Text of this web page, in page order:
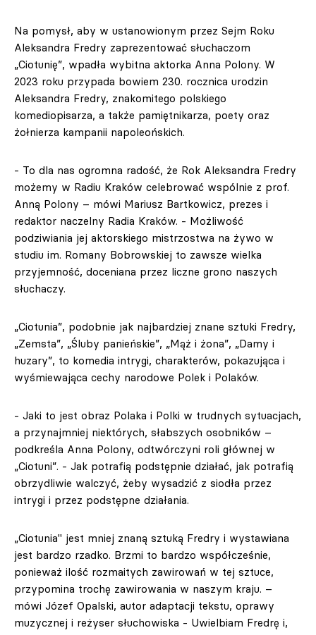
Na pomysł, aby w ustanowionym przez Sejm Roku
Aleksandra Fredry zaprezentować słuchaczom
„Ciotunię”, wpadła wybitna aktorka Anna Polony. W
2023 roku przypada bowiem 230. rocznica urodzin
Aleksandra Fredry, znakomitego polskiego
komediopisarza, a także pamiętnikarza, poety oraz
żołnierza kampanii napoleońskich.
- To dla nas ogromna radość, że Rok Aleksandra Fredry
możemy w Radiu Kraków celebrować wspólnie z prof.
Anną Polony – mówi Mariusz Bartkowicz, prezes i
redaktor naczelny Radia Kraków. - Możliwość
podziwiania jej aktorskiego mistrzostwa na żywo w
studiu im. Romany Bobrowskiej to zawsze wielka
przyjemność, doceniana przez liczne grono naszych
słuchaczy.
„Ciotunia”, podobnie jak najbardziej znane sztuki Fredry,
„Zemsta”, „Śluby panieńskie”, „Mąż i żona”, „Damy i
huzary”, to komedia intrygi, charakterów, pokazująca i
wyśmiewająca cechy narodowe Polek i Polaków.
- Jaki to jest obraz Polaka i Polki w trudnych sytuacjach,
a przynajmniej niektórych, słabszych osobników –
podkreśla Anna Polony, odtwórczyni roli głównej w
„Ciotuni”. - Jak potrafią podstępnie działać, jak potrafią
obrzydliwie walczyć, żeby wysadzić z siodła przez
intrygi i przez podstępne działania.
„Ciotunia" jest mniej znaną sztuką Fredry i wystawiana
jest bardzo rzadko. Brzmi to bardzo współcześnie,
ponieważ ilość rozmaitych zawirowań w tej sztuce,
przypomina trochę zawirowania w naszym kraju. –
mówi Józef Opalski, autor adaptacji tekstu, oprawy
muzycznej i reżyser słuchowiska - Uwielbiam Fredrę i,